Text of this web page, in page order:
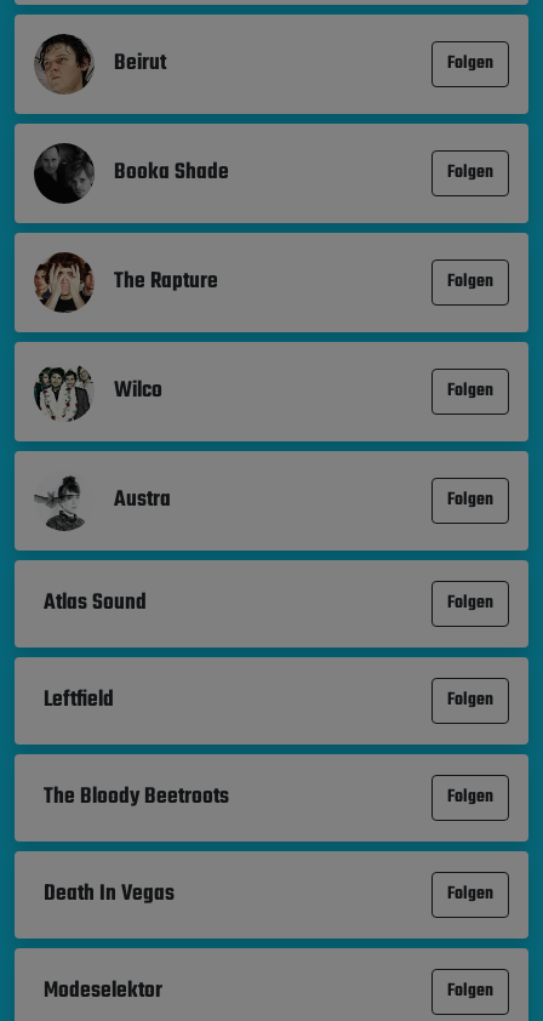
Beirut Folgen
Booka Shade Folgen
The Rapture Folgen
Wilco Folgen
Austra Folgen
Atlas Sound Folgen
Leftfield Folgen
The Bloody Beetroots Folgen
Death In Vegas Folgen
Modeselektor Folgen